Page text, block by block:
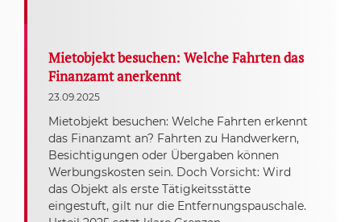
Mietobjekt besuchen: Welche Fahrten das
Finanzamt anerkennt
23.09.2025
Mietobjekt besuchen: Welche Fahrten erkennt
das Finanzamt an? Fahrten zu Handwerkern,
Besichtigungen oder Übergaben können
Werbungskosten sein. Doch Vorsicht: Wird
das Objekt als erste Tätigkeitsstätte
eingestuft, gilt nur die Entfernungspauschale.